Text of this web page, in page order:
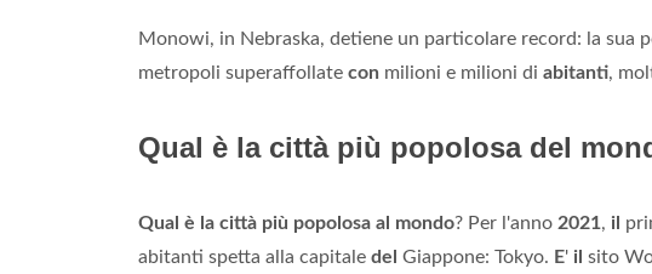
Monowi, in Nebraska, detiene un particolare record: la sua
metropoli superaffollate con milioni e milioni di abitanti,
Qual è la città più popolosa del
Qual è la città più popolosa al mondo? Per l'anno 2021, il
abitanti spetta alla capitale del Giappone: Tokyo. E' il sito